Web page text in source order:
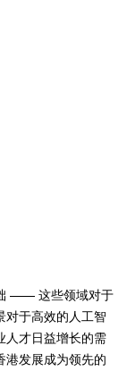
—— 这些领域对于
对于高效的人工智
人才日益增长的需
港发展成为领先的